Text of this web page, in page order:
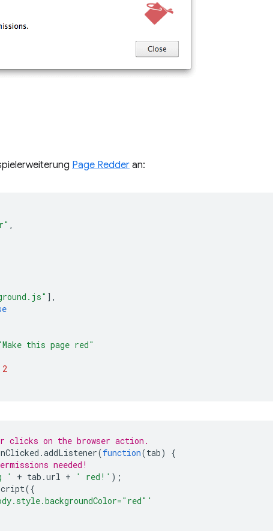
Page Redder an:
,
],
this page red"
2
clicks on the browser action.
.addListener(function(tab)
{
needed!
' + tab .url + ' red!' );
({